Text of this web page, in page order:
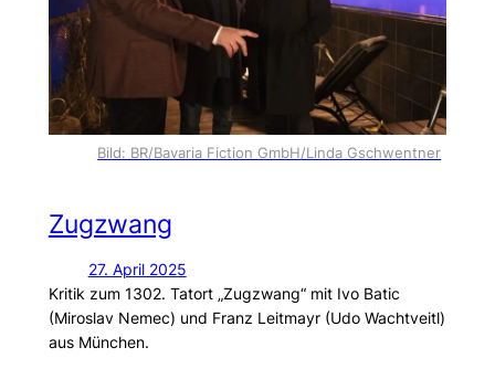
Bild: BR/Bavaria Fiction GmbH/Linda Gschwentner
Zugzwang
27. April 2025
Kritik zum 1302. Tatort „Zugzwang“ mit Ivo Batic
(Miroslav Nemec) und Franz Leitmayr (Udo Wachtveitl)
aus München.